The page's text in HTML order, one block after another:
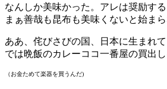
なんしか美味かった。アレは奨励する
まぁ善哉も昆布も美味くないと始まら
ああ、侘びさびの国、日本に生まれ
では晩飯のカレーココ一番屋の買出
（お金ためて楽器を買うんだ)